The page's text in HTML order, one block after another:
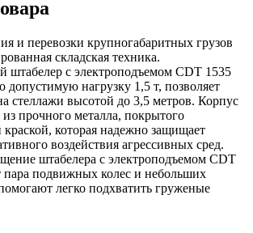
и перевозки крупногабаритных грузов
складская техника.
штабелер с электроподъемом CDT 1535
допустимую нагрузку 1,5 т, позволяет
стеллажи высотой до 3,5 метров. Корпус
прочного металла, покрытого
которая надежно защищает
воздействия агрессивных сред.
штабелера с электроподъемом CDT
пара подвижных колес и небольших
легко подхватить груженые